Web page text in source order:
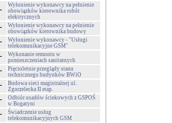
Wyłonienie wykonawcy na pełnienie
obowiązków kierownika robót
elektrycznych
Wyłonienie wykonawcy na pełnienie
obowiązków kierownika budowy
Wyłonienie wykonawcy - "Usługi
telekomunikacyjne GSM"
Wykonanie remontu w
pomieszczeniach sanitarnych
Pięcioletnie przeglądy stanu
technicznego budynków BWiO
Budowa sieci magistralnej ul.
Zgorzelecka II etap.
Odbiór osadów ściekowych z GSPOŚ
w Bogatyni
Świadczenie usług
telekomunikacyjnych GSM